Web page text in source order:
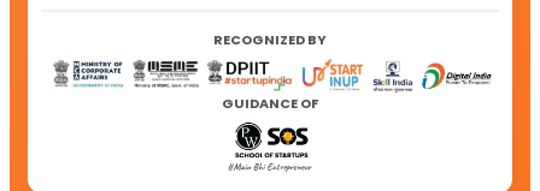
RECOGNIZED BY
GUIDANCE OF